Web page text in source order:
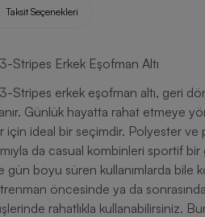
Taksit Seçenekleri
Stripes Erkek Eşofman Altı
Stripes erkek eşofman altı, geri
Günlük hayatta rahat etmeye
ideal bir seçimdir. Polyester ve
da casual kombinleri sportif
gün boyu süren kullanımlarda bile
öncesinde ya da
rahatlıkla kullanabilirsiniz.